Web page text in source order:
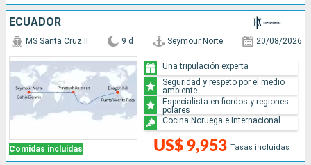
ECUADOR
Comidas incluidas
MS Santa Cruz II 9 d Seymour Norte 20/08/2026
US$ 9,953 Tasas incluidas
Una tripulación experta
Seguridad y respeto por el medio
ambiente
Especialista en fiordos y regiones
polares
Cocina Noruega e Internacional